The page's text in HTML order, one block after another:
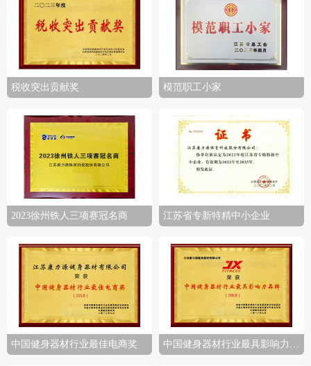
税收突出贡献奖 模范职工小家
2023徐州铁人三项赛冠名商 江苏省专新特精中小企业
中国健身器材行业最佳电商奖